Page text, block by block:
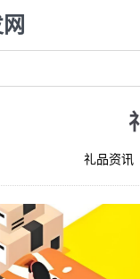
礼品资讯